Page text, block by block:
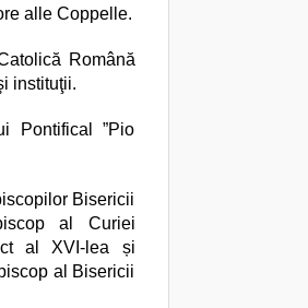
alle Coppelle.
Română
instituţii.
Pontifical ”Pio
Bisericii
al Curiei
al XVI-lea și
al Bisericii